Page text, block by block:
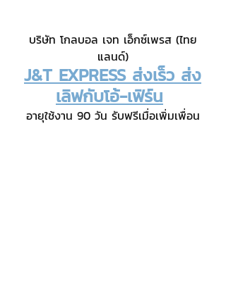
บริษัท โกลบอล เจท เอ็กซ์เพรส (ไทย
แลนด์)
J&T EXPRESS ส่งเร็ว ส่ง
เลิฟกับโอ้-เฟิร์น
อายุใช้งาน 90 วัน รับฟรีเมื่อเพิ่มเพื่อน